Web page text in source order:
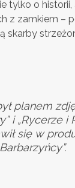
tylko o historii,
z zamkiem –
skarby
planem
i „Rycerze i
się w